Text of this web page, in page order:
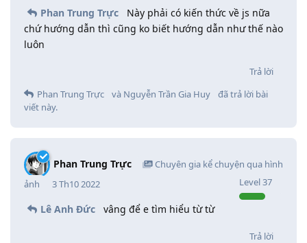
Phan Trung Trực
Này phải có kiến thức về js nữa
chứ hướng dẫn thì cũng ko biết hướng dẫn như thế nào
luôn
Trả lời
Phan Trung Trực
và Nguyễn Trần Gia Huy
đã trả lời bài
viết này.
Phan Trung Trực
Chuyên gia kể chuyện qua hình
ảnh
Level37
3 Th10 2022
Lê Anh Đức vâng để e tìm hiểu từ từ
Trả lời